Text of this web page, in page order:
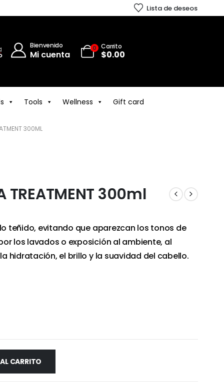
Lista de deseos
Bienvenido
Mi cuenta
0 Carrito
$0.00
Tools Wellness Gift card
300ML
TREATMENT 300ml
teñido, evitando que aparezcan los tonos de
los lavados o exposición al ambiente, al
hidratación, el brillo y la suavidad del cabello.
CARRITO